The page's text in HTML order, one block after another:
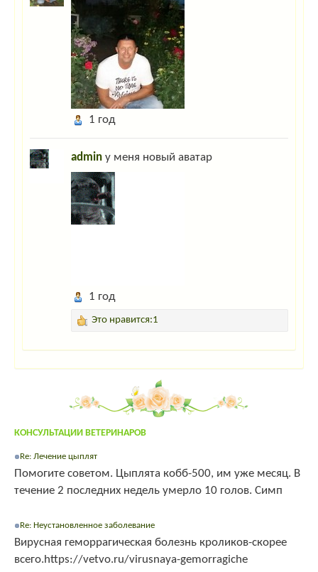
1 год
admin у меня новый аватар
1 год
Это нравится:1
КОНСУЛЬТАЦИИ ВЕТЕРИНАРОВ
Re: Лечение цыплят
Помогите советом. Цыплята кобб-500, им уже месяц. В
течение 2 последних недель умерло 10 голов. Симп
Re: Неустановленное заболевание
Вирусная геморрагическая болезнь кроликов-скорее
всего.https://vetvo.ru/virusnaya-gemorragiche